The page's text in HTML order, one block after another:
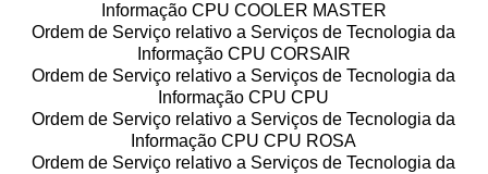
Informação CPU COOLER MASTER
Ordem de Serviço relativo a Serviços de Tecnologia da
Informação CPU CORSAIR
Ordem de Serviço relativo a Serviços de Tecnologia da
Informação CPU CPU
Ordem de Serviço relativo a Serviços de Tecnologia da
Informação CPU CPU ROSA
Ordem de Serviço relativo a Serviços de Tecnologia da